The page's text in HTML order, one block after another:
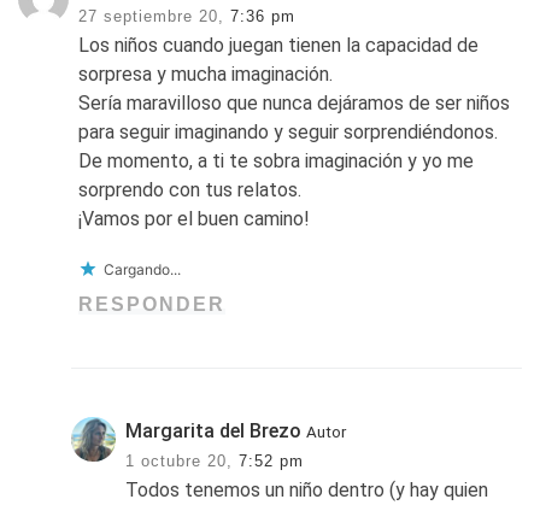
27 septiembre 20, 7:36 pm
Los niños cuando juegan tienen la capacidad de
sorpresa y mucha imaginación.
Sería maravilloso que nunca dejáramos de ser niños
para seguir imaginando y seguir sorprendiéndonos.
De momento, a ti te sobra imaginación y yo me
sorprendo con tus relatos.
¡Vamos por el buen camino!
Cargando...
RESPONDER
Margarita del Brezo Autor
1 octubre 20,
7:52 pm
Todos tenemos un niño dentro (y hay quien